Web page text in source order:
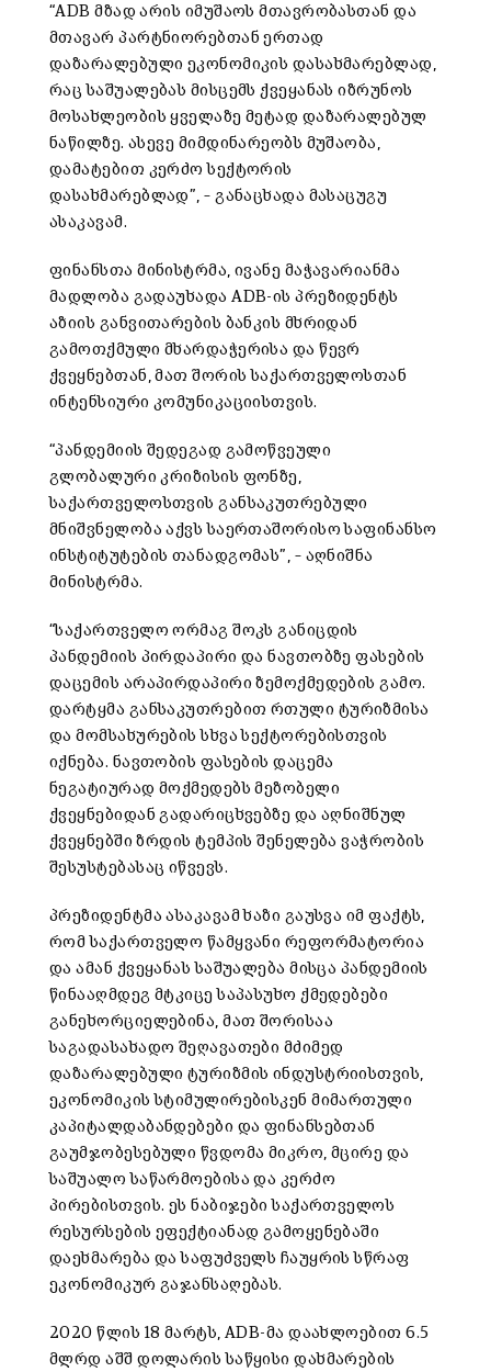
“ADB მზად არის იმუშაოს მთავრობასთან და
მთავარ პარტნიორებთან ერთად
დაზარალებული ეკონომიკის დასახმარებლად,
რაც საშუალებას მისცემს ქვეყანას იზრუნოს
მოსახლეობის ყველაზე მეტად დაზარალებულ
ნაწილზე. ასევე მიმდინარეობს მუშაობა,
დამატებით კერძო სექტორის
დასახმარებლად”, – განაცხადა მასაცუგუ
ასაკავამ.
ფინანსთა მინისტრმა, ივანე მაჭავარიანმა
მადლობა გადაუხადა ADB-ის პრეზიდენტს
აზიის განვითარების ბანკის მხრიდან
გამოთქმული მხარდაჭერისა და წევრ
ქვეყნებთან, მათ შორის საქართველოსთან
ინტენსიური კომუნიკაციისთვის.
“პანდემიის შედეგად გამოწვეული
გლობალური კრიზისის ფონზე,
საქართველოსთვის განსაკუთრებული
მნიშვნელობა აქვს საერთაშორისო საფინანსო
ინსტიტუტების თანადგომას”, – აღნიშნა
მინისტრმა.
“საქართველო ორმაგ შოკს განიცდის
პანდემიის პირდაპირი და ნავთობზე ფასების
დაცემის არაპირდაპირი ზემოქმედების გამო.
დარტყმა განსაკუთრებით რთული ტურიზმისა
და მომსახურების სხვა სექტორებისთვის
იქნება. ნავთობის ფასების დაცემა
ნეგატიურად მოქმედებს მეზობელი
ქვეყნებიდან გადარიცხვებზე და აღნიშნულ
ქვეყნებში ზრდის ტემპის შენელება ვაჭრობის
შესუსტებასაც იწვევს.
პრეზიდენტმა ასაკავამ ხაზი გაუსვა იმ ფაქტს,
რომ საქართველო წამყვანი რეფორმატორია
და ამან ქვეყანას საშუალება მისცა პანდემიის
წინააღმდეგ მტკიცე საპასუხო ქმედებები
განეხორციელებინა, მათ შორისაა
საგადასახადო შეღავათები მძიმედ
დაზარალებული ტურიზმის ინდუსტრიისთვის,
ეკონომიკის სტიმულირებისკენ მიმართული
კაპიტალდაბანდებები და ფინანსებთან
გაუმჯობესებული წვდომა მიკრო, მცირე და
საშუალო საწარმოებისა და კერძო
პირებისთვის. ეს ნაბიჯები საქართველოს
რესურსების ეფექტიანად გამოყენებაში
დაეხმარება და საფუძველს ჩაუყრის სწრაფ
ეკონომიკურ გაჯანსაღებას.
2020 წლის 18 მარტს, ADB-მა დაახლოებით 6.5
მლრდ აშშ დოლარის საწყისი დახმარების